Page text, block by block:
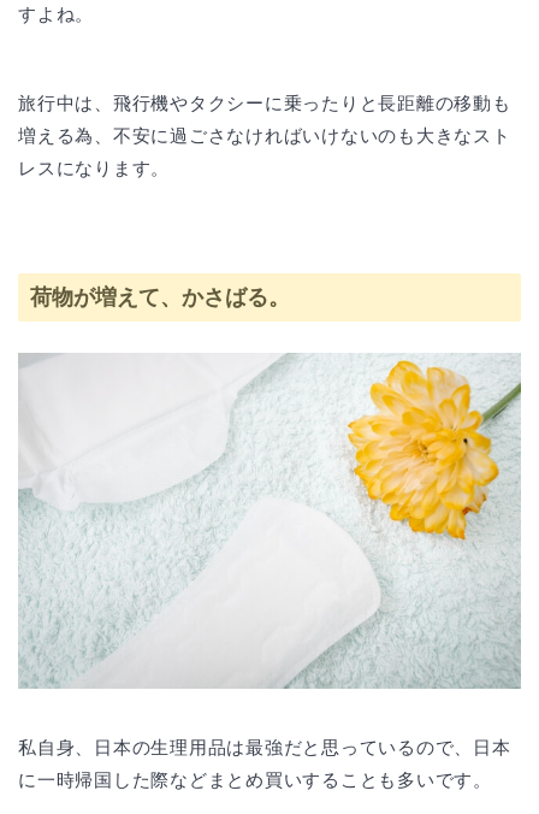
すよね。
旅行中は、飛行機やタクシーに乗ったりと長距離の移動も
増える為、不安に過ごさなければいけないのも大きなスト
レスになります。
荷物が増えて、かさばる。
私自身、日本の生理用品は最強だと思っているので、日本
に一時帰国した際などまとめ買いすることも多いです。